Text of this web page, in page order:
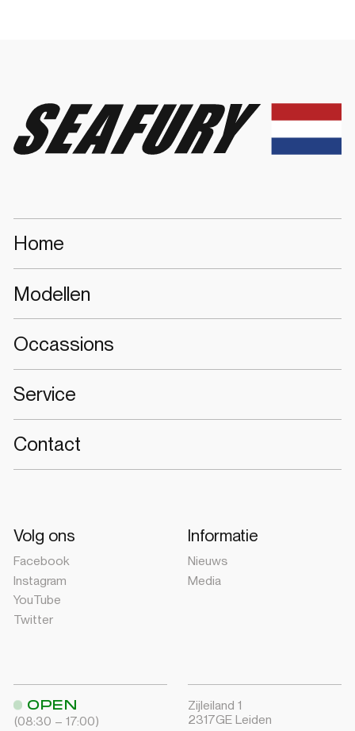
Seafury
Home
Modellen
Occassions
Service
Contact
Volg ons
Facebook
Instagram
YouTube
Twitter
Informatie
Nieuws
Media
OPEN
(08:30 – 17:00)
Zijleiland 1
2317GE Leiden